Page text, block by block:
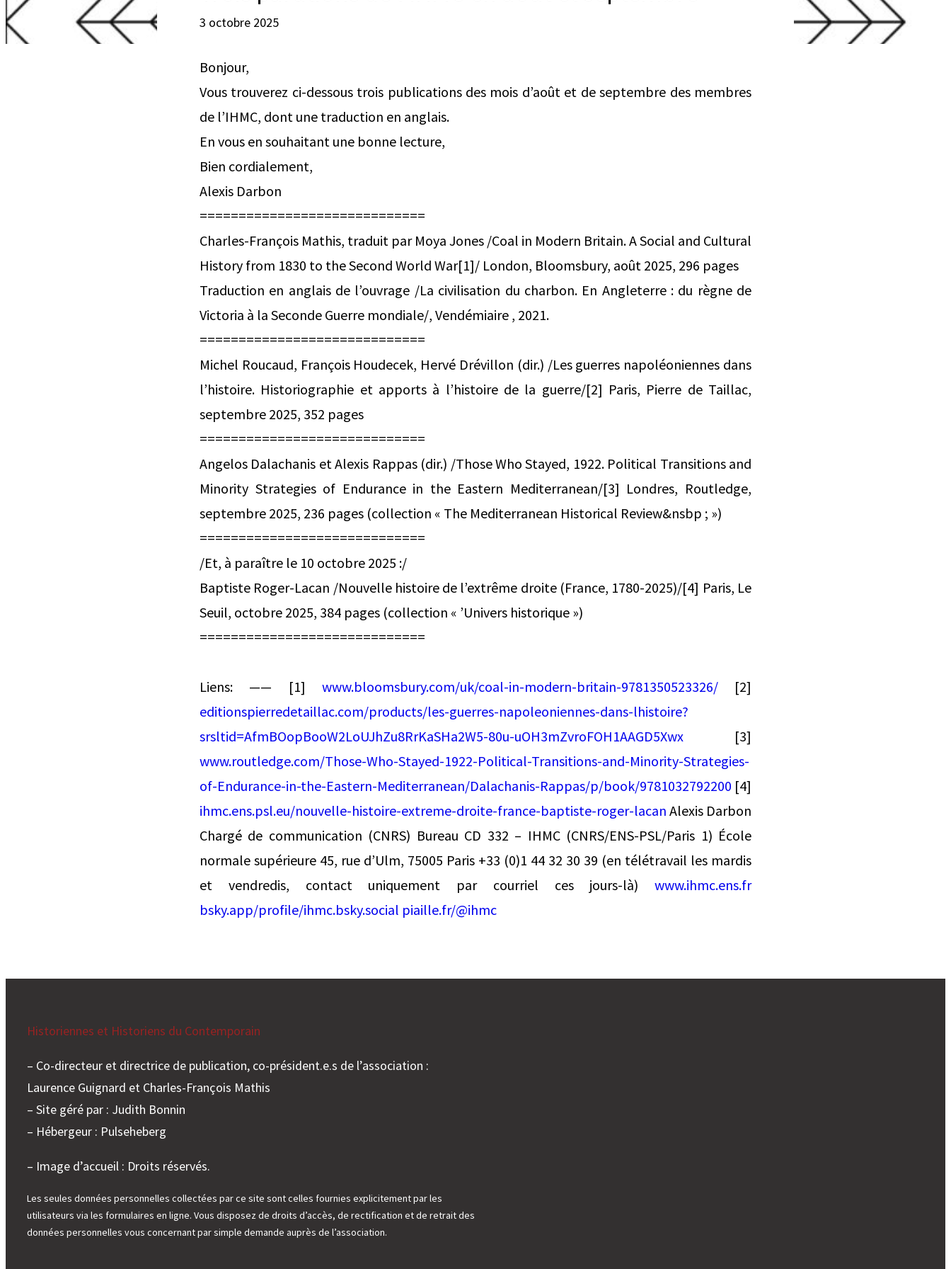
3 octobre 2025
Bonjour,
Vous trouverez ci-dessous trois publications des mois d’août et de septembre des membres
de l’IHMC, dont une traduction en anglais.
En vous en souhaitant une bonne lecture,
Bien cordialement,
Alexis Darbon
=============================
Charles-François Mathis, traduit par Moya Jones /Coal in Modern Britain. A Social and Cultural
History from 1830 to the Second World War[1]/ London, Bloomsbury, août 2025, 296 pages
Traduction en anglais de l’ouvrage /La civilisation du charbon. En Angleterre : du règne de
Victoria à la Seconde Guerre mondiale/, Vendémiaire , 2021.
=============================
Michel Roucaud, François Houdecek, Hervé Drévillon (dir.) /Les guerres napoléoniennes dans
l’histoire. Historiographie et apports à l’histoire de la guerre/[2] Paris, Pierre de Taillac,
septembre 2025, 352 pages
=============================
Angelos Dalachanis et Alexis Rappas (dir.) /Those Who Stayed, 1922. Political Transitions and
Minority Strategies of Endurance in the Eastern Mediterranean/[3] Londres, Routledge,
septembre 2025, 236 pages (collection « The Mediterranean Historical Review&nsbp ; »)
=============================
/Et, à paraître le 10 octobre 2025 :/
Baptiste Roger-Lacan /Nouvelle histoire de l’extrême droite (France, 1780-2025)/[4] Paris, Le
Seuil, octobre 2025, 384 pages (collection « ’Univers historique »)
=============================
Liens: —— [1] www.bloomsbury.com/uk/coal-in-modern-britain-9781350523326/[2]
editionspierredetaillac.com/products/les-guerres-napoleoniennes-dans-lhistoire?
srsltid=AfmBOopBooW2LoUJhZu8RrKaSHa2W5-80u-uOH3mZvroFOH1AAGD5Xwx [3]
www.routledge.com/Those-Who-Stayed-1922-Political-Transitions-and-Minority-Strategies-
of-Endurance-in-the-Eastern-Mediterranean/Dalachanis-Rappas/p/book/9781032792200 [4]
ihmc.ens.psl.eu/nouvelle-histoire-extreme-droite-france-baptiste-roger-lacan Alexis Darbon
Chargé de communication (CNRS) Bureau CD 332 – IHMC (CNRS/ENS-PSL/Paris 1) École
normale supérieure 45, rue d’Ulm, 75005 Paris +33 (0)1 44 32 30 39 (en télétravail les mardis
et vendredis, contact uniquement par courriel ces jours-là) www.ihmc.ens.fr
bsky.app/profile/ihmc.bsky.social piaille.fr/@ihmc
Historiennes et Historiens du Contemporain
– Co-directeur et directrice de publication, co-président.e.s de l’association :
Laurence Guignard et Charles-François Mathis
– Site géré par : Judith Bonnin
– Hébergeur : Pulseheberg
– Image d’accueil : Droits réservés.
Les seules données personnelles collectées par ce site sont celles fournies explicitement par les
utilisateurs via les formulaires en ligne. Vous disposez de droits d’accès, de rectification et de retrait des
données personnelles vous concernant par simple demande auprès de l’association.